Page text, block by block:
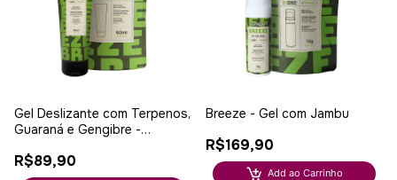
Gel Deslizante com Terpenos,
Guaraná e Gengibre -
Prolongada
R$89,90
Breeze - Gel com Jambu
R$169,90
Add ao Carrinho